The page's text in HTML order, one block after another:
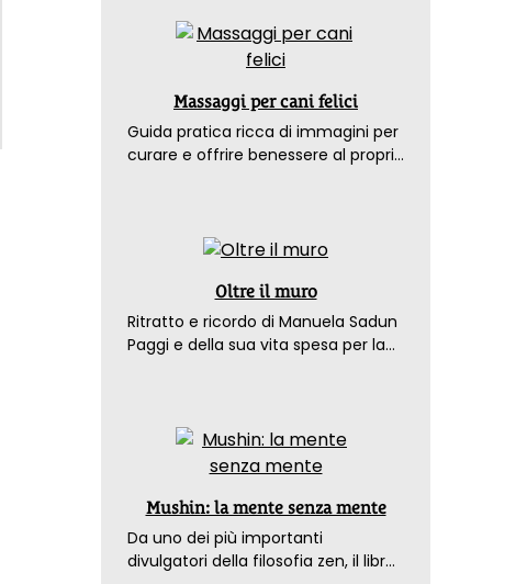
Massaggi per cani felici
Guida pratica ricca di immagini per
curare e offrire benessere al proprio
Oltre il muro
Ritratto e ricordo di Manuela Sadun
Paggi e della sua vita spesa per la
Mushin: la mente senza mente
Da uno dei più importanti
divulgatori della filosofia zen, il libro